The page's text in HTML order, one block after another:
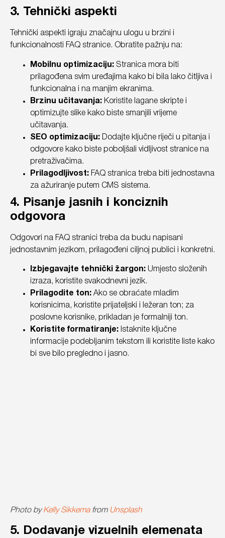
3. Tehnički aspekti
Tehnički aspekti igraju značajnu ulogu u brzini i
funkcionalnosti FAQ stranice. Obratite pažnju na:
Mobilnu optimizaciju: Stranica mora biti
prilagođena svim uređajima kako bi bila lako čitljiva i
funkcionalna i na manjim ekranima.
Brzinu učitavanja: Koristite lagane skripte i
optimizujte slike kako biste smanjili vrijeme
učitavanja.
SEO optimizaciju: Dodajte ključne riječi u pitanja i
odgovore kako biste poboljšali vidljivost stranice na
pretraživačima.
Prilagodljivost: FAQ stranica treba biti jednostavna
za ažuriranje putem CMS sistema.
4. Pisanje jasnih i konciznih
odgovora
Odgovori na FAQ stranici treba da budu napisani
jednostavnim jezikom, prilagođeni ciljnoj publici i konkretni.
Izbjegavajte tehnički žargon: Umjesto složenih
izraza, koristite svakodnevni jezik.
Prilagodite ton: Ako se obraćate mladim
korisnicima, koristite prijateljski i ležeran ton; za
poslovne korisnike, prikladan je formalniji ton.
Koristite formatiranje: Istaknite ključne
informacije podebljanim tekstom ili koristite liste kako
bi sve bilo pregledno i jasno.
Photo by Kelly Sikkemafrom Unsplash
5. Dodavanje vizuelnih elemenata